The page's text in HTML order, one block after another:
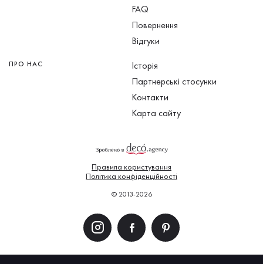
FAQ
Повернення
Відгуки
ПРО НАС
Історія
Партнерські стосунки
Контакти
Карта сайту
Правила користування
Політика конфіденційності
© 2013-2026